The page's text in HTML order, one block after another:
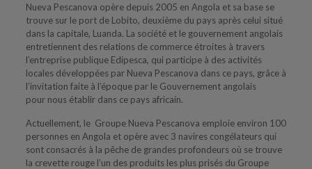
Nueva Pescanova opère depuis 2005 en Angola et sa base se
trouve sur le port de Lobito, deuxième du pays après celui situé
dans la capitale, Luanda. La société et le gouvernement angolais
entretiennent des relations de commerce étroites à travers
l’entreprise publique Edipesca, qui participe à des activités
locales développées par Nueva Pescanova dans ce pays, grâce à
l’invitation faite à l’époque par le Gouvernement angolais
pour nous établir dans ce pays africain.
Actuellement, le Groupe Nueva Pescanova emploie environ 100
personnes en Angola et opère avec 3 navires congélateurs qui
sont consacrés à la pêche de grandes profondeurs où se trouve
la crevette rouge l’un des produits les plus prisés du Groupe